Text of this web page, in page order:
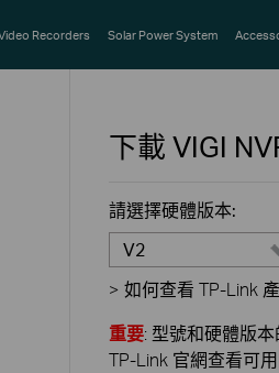
Recorders Solar Power System
下載 VIGI
請選擇硬體版本:
V2
> 如何查看 TP-Link
重要: 型號和硬體版
TP-Link 官網查看可